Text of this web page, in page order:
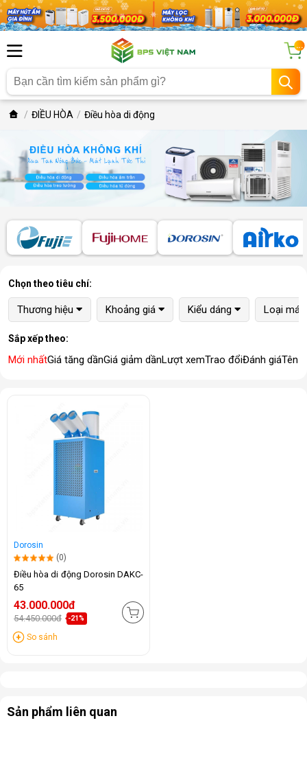
...
ĐIỀU HÒA Điều hòa di động
Chọn theo tiêu chí:
Thương hiệu Khoảng giá Kiểu dáng Loại máy
Sắp xếp theo:
Mới nhấtGiá tăng dầnGiá giảm dầnLượt xemTrao đổiĐánh giáTên
Dorosin
(0)
Điều hòa di động Dorosin DAKC-
65
43.000.000đ
54.450.000đ -21%
So sánh
Sản phẩm liên quan